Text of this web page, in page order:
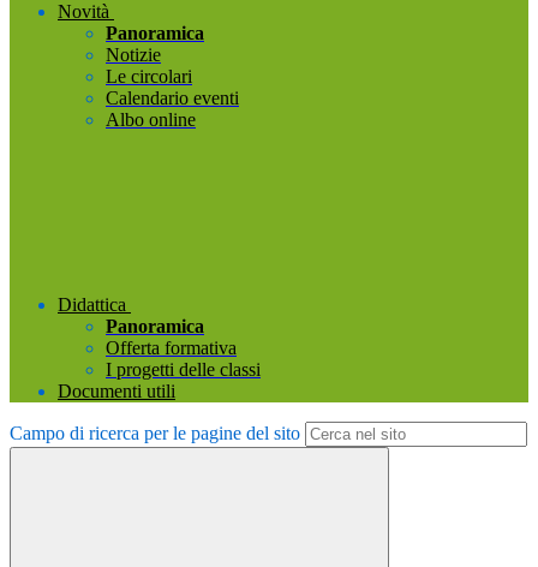
Novità
Panoramica
Notizie
Le circolari
Calendario eventi
Albo online
Didattica
Panoramica
Offerta formativa
I progetti delle classi
Documenti utili
Campo di ricerca per le pagine del sito